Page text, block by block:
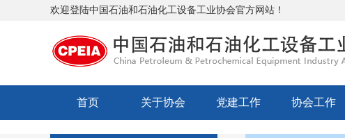
欢迎登陆中国石油和石油化工设备工业协会官方网站！
首页 关于协会 党建工作 协会工作